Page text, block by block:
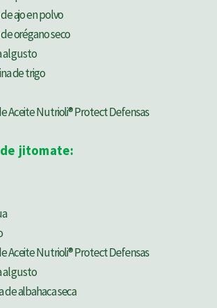
ajo en polvo
orégano seco
al gusto
de trigo
Aceite Nutrioli® Protect Defensas
de jitomate:
Aceite Nutrioli® Protect Defensas
al gusto
albahaca seca